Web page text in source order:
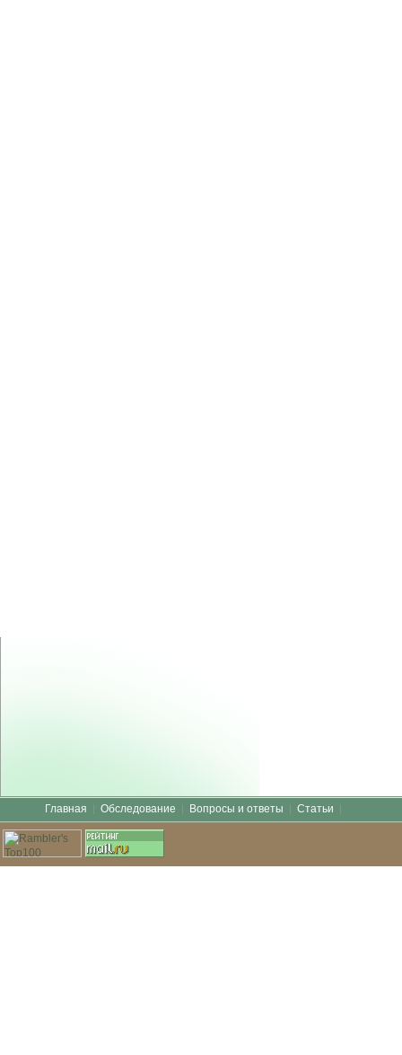
Главная Обследование Вопросы и ответы Статьи